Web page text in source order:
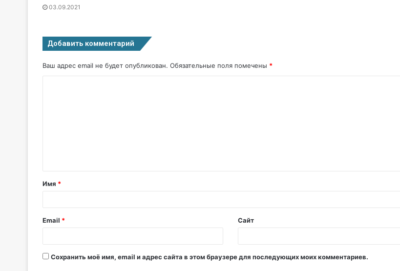
03.09.2021
Добавить комментарий
Ваш адрес email не будет опубликован. Обязательные поля помечены *
Имя *
Email * Сайт
Сохранить моё имя, email и адрес сайта в этом браузере для последующих моих комментариев.